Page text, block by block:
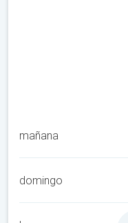
mañana
domingo